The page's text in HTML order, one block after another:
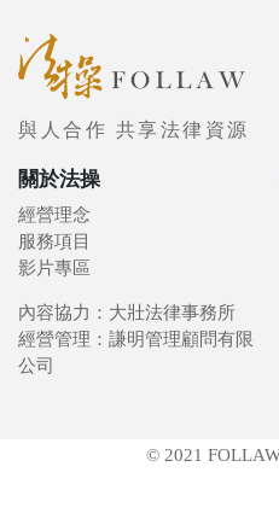
與人合作 共享法律資源
關於法操
經營理念
服務項目
影片專區
內容協力：大壯法律事務所
經營管理：謙明管理顧問有限
公司
© 2021